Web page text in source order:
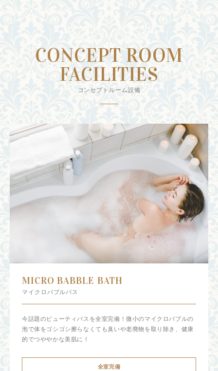
CONCEPT ROOM
FACILITIES
コンセプトルーム設備
MICRO BABBLE BATH
マイクロバブルバス
今話題のビューティバスを全室完備！微小のマイクロバブルの
泡で体をゴシゴシ擦らなくても臭いや老廃物を取り除き、健康
的でつややかな美肌に！
全室完備